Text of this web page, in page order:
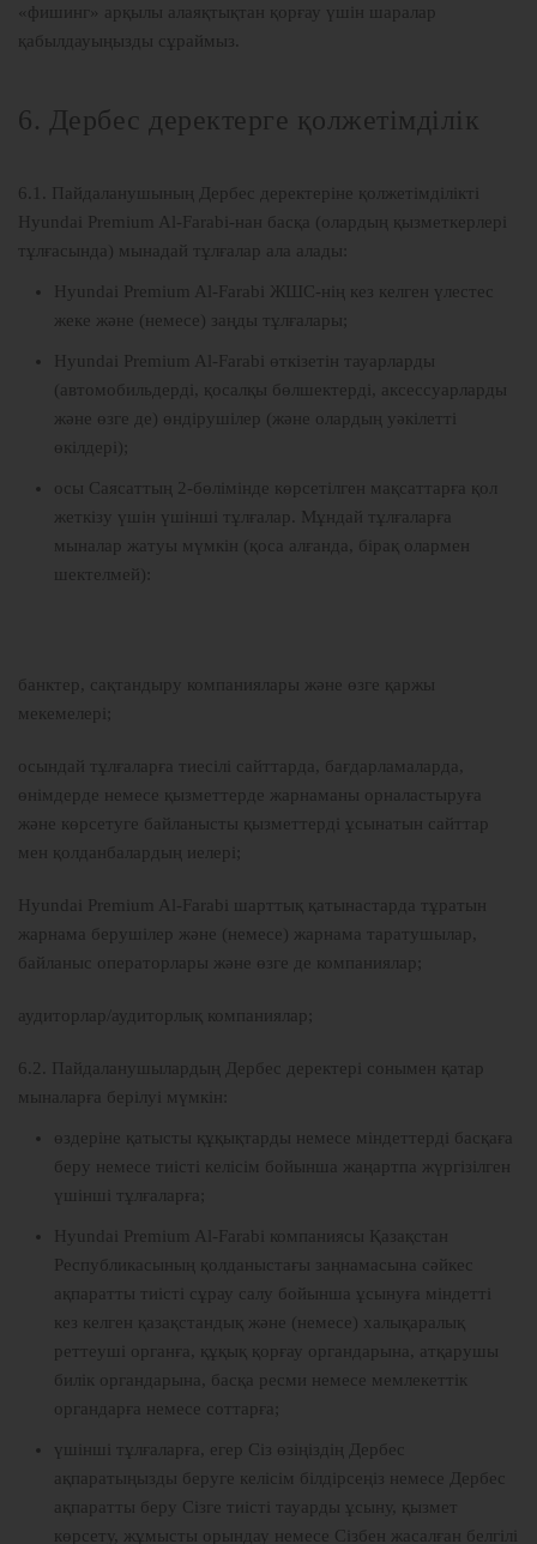
«фишинг» арқылы алаяқтықтан қорғау үшін шаралар
қабылдауыңызды сұраймыз.
6. Дербес деректерге қолжетімділік
6.1. Пайдаланушының Дербес деректеріне қолжетімділікті
Hyundai Premium Al-Farabi-нан басқа (олардың қызметкерлері
тұлғасында) мынадай тұлғалар ала алады:
Hyundai Premium Al-Farabi ЖШС-нің кез келген үлестес
жеке және (немесе) заңды тұлғалары;
Hyundai Premium Al-Farabi өткізетін тауарларды
(автомобильдерді, қосалқы бөлшектерді, аксессуарларды
және өзге де) өндірушілер (және олардың уәкілетті
өкілдері);
осы Саясаттың 2-бөлімінде көрсетілген мақсаттарға қол
жеткізу үшін үшінші тұлғалар. Мұндай тұлғаларға
мыналар жатуы мүмкін (қоса алғанда, бірақ олармен
шектелмей):
банктер, сақтандыру компаниялары және өзге қаржы
мекемелері;
осындай тұлғаларға тиесілі сайттарда, бағдарламаларда,
өнімдерде немесе қызметтерде жарнаманы орналастыруға
және көрсетуге байланысты қызметтерді ұсынатын сайттар
мен қолданбалардың иелері;
Hyundai Premium Al-Farabi шарттық қатынастарда тұратын
жарнама берушілер және (немесе) жарнама таратушылар,
байланыс операторлары және өзге де компаниялар;
аудиторлар/аудиторлық компаниялар;
6.2. Пайдаланушылардың Дербес деректері сонымен қатар
мыналарға берілуі мүмкін:
өздеріне қатысты құқықтарды немесе міндеттерді басқаға
беру немесе тиісті келісім бойынша жаңартпа жүргізілген
үшінші тұлғаларға;
Hyundai Premium Al-Farabi компаниясы Қазақстан
Республикасының қолданыстағы заңнамасына сәйкес
ақпаратты тиісті сұрау салу бойынша ұсынуға міндетті
кез келген қазақстандық және (немесе) халықаралық
реттеуші органға, құқық қорғау органдарына, атқарушы
билік органдарына, басқа ресми немесе мемлекеттік
органдарға немесе соттарға;
үшінші тұлғаларға, егер Сіз өзіңіздің Дербес
ақпаратыңызды беруге келісім білдірсеңіз немесе Дербес
ақпаратты беру Сізге тиісті тауарды ұсыну, қызмет
көрсету, жұмысты орындау немесе Сізбен жасалған белгілі